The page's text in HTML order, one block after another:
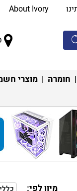
About Ivory
| חומרה | מוצרי
מיון לפי: